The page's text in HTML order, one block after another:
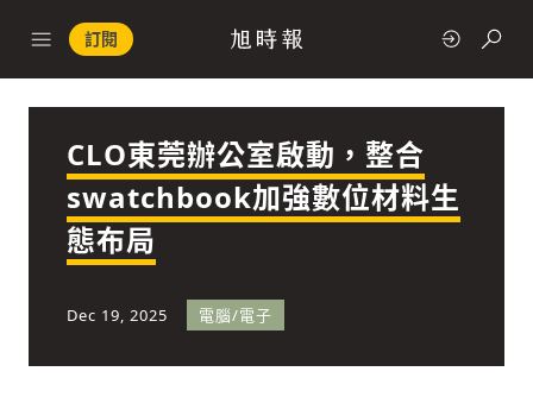
訂閱
快速連結
政治
經濟
CLO東莞辦公室啟動，整合
swatchbook加強數位材料生
態布局
Dec 19, 2025 電腦/電子